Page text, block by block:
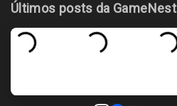
Últimos posts da GameNest